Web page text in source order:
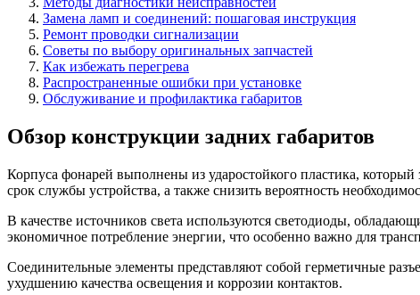
Замена ламп и соединений: пошаговая инструкция
Ремонт проводки сигнализации
Советы по выбору оригинальных запчастей
Как избежать перегрева
Распространенные ошибки при установке
Обслуживание и профилактика габаритов
Обзор конструкции задних габаритов
Корпуса фонарей выполнены из ударостойкого пластика,
срок службы устройства, а также снизить вероятность
В качестве источников света используются светодиоды,
экономичное потребление энергии, что особенно важно для
Соединительные элементы представляют собой герметичные
ухудшению качества освещения и коррозии контактов.